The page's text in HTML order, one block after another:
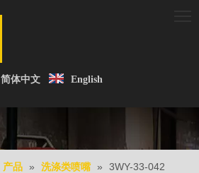
简体中文 English
产品 » 洗涤类喷嘴 » 3WY-33-042